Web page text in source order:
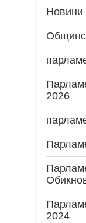
Новини
2026
2024